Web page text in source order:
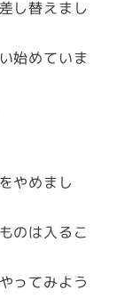
し替えまし
始めていま
やめまし
のは入るこ
ってみよう